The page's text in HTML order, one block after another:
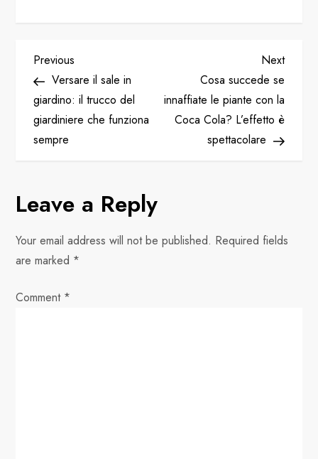
P
o
s
n
a
v
i
Previous
Post
Previous
Versare il sale in
giardino: il trucco del
giardiniere che funziona
sempre
Next
Post
Next
Cosa succede se
innaffiate le piante con la
Coca Cola? L’effetto è
spettacolare
Leave a Reply
Your email address will not be published. Required fields
are marked *
Comment *